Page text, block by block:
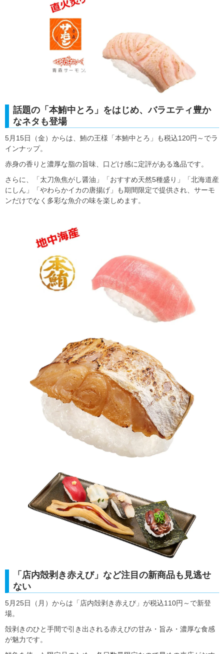
話題の「本鮪中とろ」をはじめ、バラエティ豊か
なネタも登場
5月15日（金）からは、鮪の王様「本鮪中とろ」も税込120円～でラ
インナップ。
赤身の香りと濃厚な脂の旨味、口どけ感に定評がある逸品です。
さらに、「太刀魚焦がし醤油」「おすすめ天然5種盛り」「北海道産
にしん」「やわらかイカの唐揚げ」も期間限定で提供され、サーモ
ンだけでなく多彩な魚介の味を楽しめます。
「店内殻剥き赤えび」など注目の新商品も見逃せ
ない
5月25日（月）からは「店内殻剥き赤えび」が税込110円～で新登
場。
殻剥きのひと手間で引き出される赤えびの甘み・旨み・濃厚な食感
が魅力です。